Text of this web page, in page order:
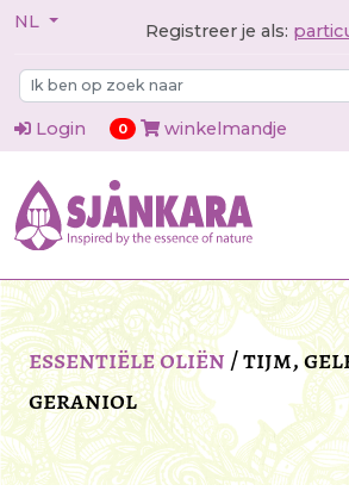
NL Registreer je als:
Login 0items in cart
winkelmandje
essentiële oliën/tijm,
geraniol